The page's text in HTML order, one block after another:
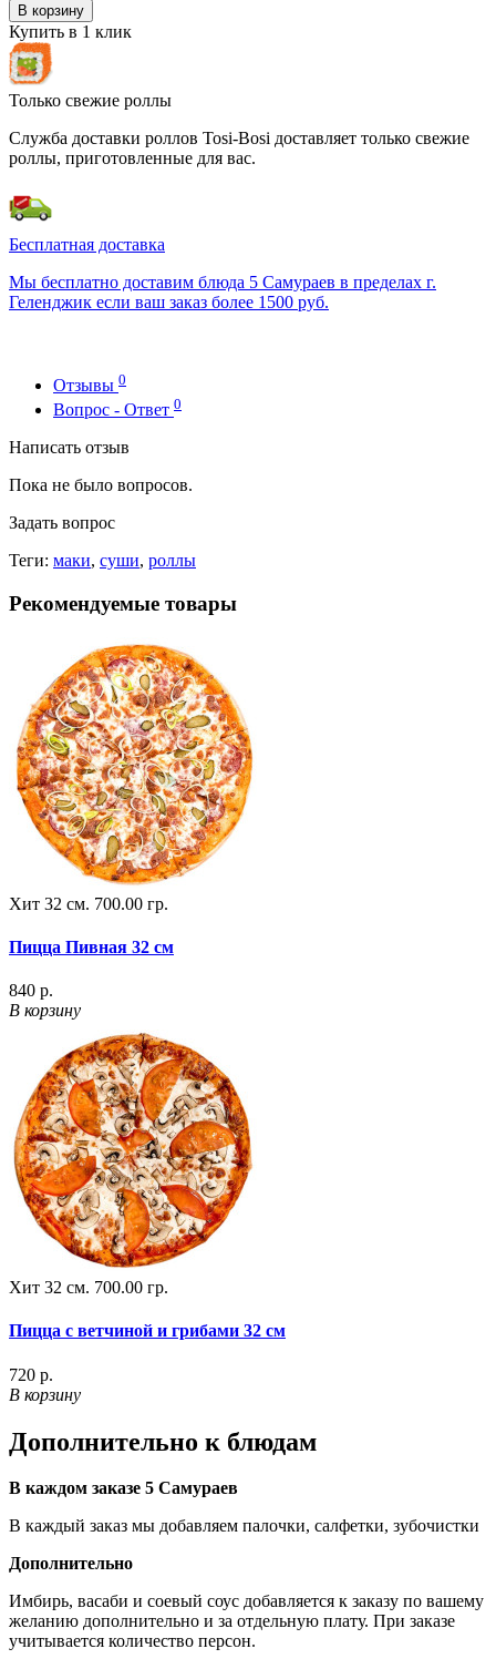
В корзину
Купить в 1 клик
Только свежие роллы
Служба доставки роллов Tosi-Bosi доставляет только свежие
роллы, приготовленные для вас.
Бесплатная доставка
Мы бесплатно доставим блюда 5 Самураев в пределах г.
Геленджик если ваш заказ более 1500 руб.
Отзывы 0
Вопрос - Ответ 0
Написать отзыв
Пока не было вопросов.
Задать вопрос
Теги: маки, суши, роллы
Рекомендуемые товары
Хит 32 см. 700.00 гр.
Пицца Пивная 32 см
840 р.
В корзину
Хит 32 см. 700.00 гр.
Пицца с ветчиной и грибами 32 см
720 р.
В корзину
Дополнительно к блюдам
В каждом заказе 5 Самураев
В каждый заказ мы добавляем палочки, салфетки, зубочистки
Дополнительно
Имбирь, васаби и соевый соус добавляется к заказу по вашему
желанию дополнительно и за отдельную плату. При заказе
учитывается количество персон.